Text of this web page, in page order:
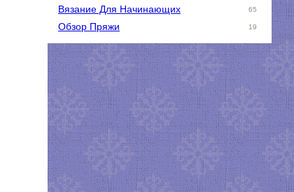
Вязание Для Начинающих 65
Обзор Пряжи 19